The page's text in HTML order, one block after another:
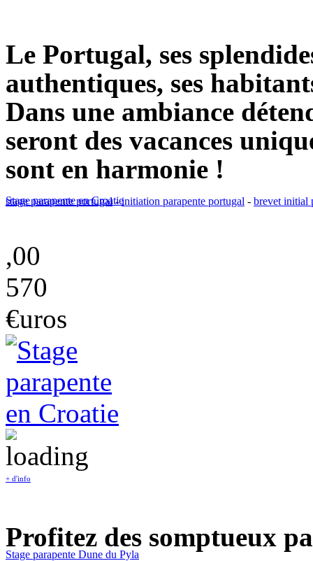
Le Portugal, ses
authentiques, ses
Dans une ambiance
seront des vacances
sont en harmonie !
stage parapente portugal-initiation parapente portugal - brevet initial
Stage parapente en Croatie
,00
570
€uros
+ d'info
Profitez des somptueux
Stage parapente Dune du Pyla